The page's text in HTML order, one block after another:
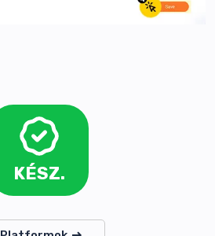
KÉSZ.